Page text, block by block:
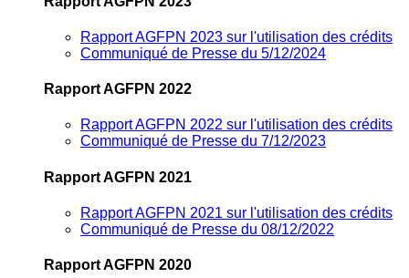
Rapport AGFPN 2023 sur l'utilisation des crédits
Communiqué de Presse du 5/12/2024
Rapport AGFPN 2022
Rapport AGFPN 2022 sur l'utilisation des crédits
Communiqué de Presse du 7/12/2023
Rapport AGFPN 2021
Rapport AGFPN 2021 sur l'utilisation des crédits
Communiqué de Presse du 08/12/2022
Rapport AGFPN 2020